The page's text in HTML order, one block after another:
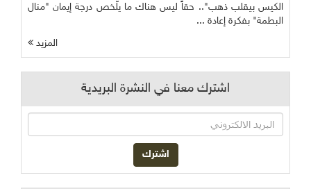
الكيس بيقلب ذهب".. حقاً ليس هناك ما يلّخص درجة إيمان "منال
البطمة" بفكرة إعادة ...
المزيد
اشترك معنا في النشرة البريدية